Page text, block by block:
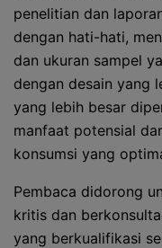
penelitian dan
dengan hati-hati,
dan ukuran sampel
dengan desain yang
yang lebih besar
manfaat potensial
konsumsi yang
Pembaca didorong
kritis dan
yang berkualifikasi